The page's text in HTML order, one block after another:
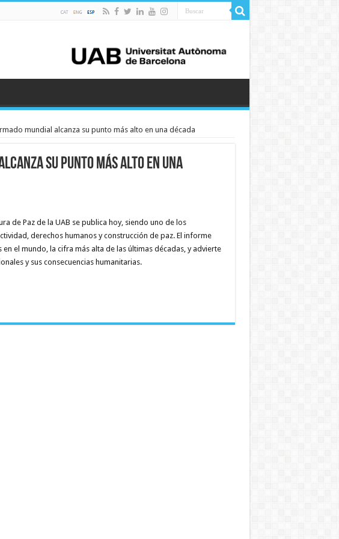
mundial alcanza su punto más alto en una década
su punto más alto en una
de Paz de la UAB se publica hoy, siendo uno de los
derechos humanos y construcción de paz. El informe
el mundo, la cifra más alta de las últimas décadas, y advierte
y sus consecuencias humanitarias.